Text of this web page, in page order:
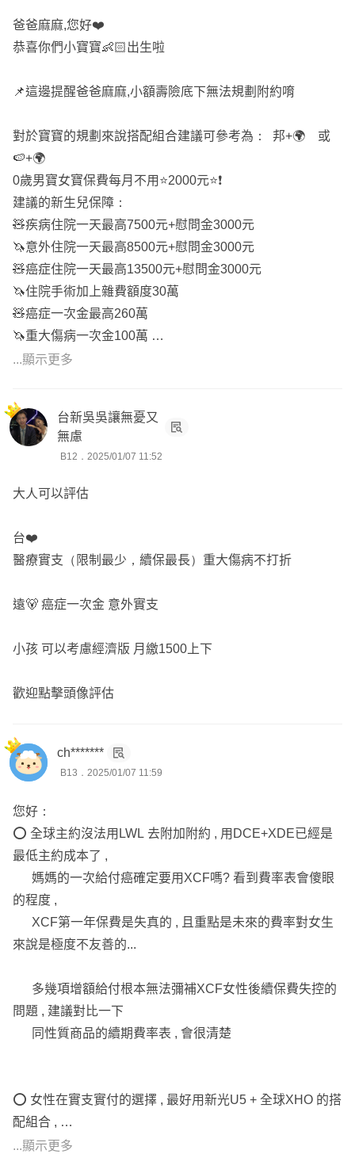
➡️意外住院
820d59271a0f0
93bb79f4c8c3
🙌🏻希望上面回答有幫到您，詳細有需要也可以找我詢問
🙋🏻‍♀️我是在錠嵂保經服務的筱筑，全台都有服務
💖有需要歡迎從頭像加我的Line，我們再慢慢聊喔
爸爸麻麻,您好❤️
恭喜你們小寶寶👶🏻出生啦
📌這邊提醒爸爸麻麻,小額壽險底下無法規劃附約唷
對於寶寶的規劃來說搭配組合建議可參考為： 邦+🌍 或
🍉+🌍
0歲男寶女寶保費每月不用⭐️2000元⭐️❗️
建議的新生兒保障：
🧸疾病住院一天最高7500元+慰問金3000元
🦄意外住院一天最高8500元+慰問金3000元
🧸癌症住院一天最高13500元+慰問金3000元
🦄住院手術加上雜費額度30萬
🧸癌症一次金最高260萬
🦄重大傷病一次金100萬
🧸意外失能一次金最高200萬
#醫療實支無年理賠上限
⚠️小朋友預算控制在2000元內，多餘的預算放在家庭經濟
支柱爸媽身上
#歡迎免費索取建議書
...顯示更多
台新吳吳讓無憂又
無慮
B12．2025/01/07 11:52
大人可以評估
台❤️
醫療實支（限制最少，續保最長）重大傷病不打折
遠🐻 癌症一次金 意外實支
小孩 可以考慮經濟版 月繳1500上下
歡迎點擊頭像評估
ch*******
B13．2025/01/07 11:59
您好：
⭕️ 全球主約沒法用LWL 去附加附約 , 用DCE+XDE已經是
最低主約成本了 ,
媽媽的一次給付癌確定要用XCF嗎? 看到費率表會傻眼
的程度 ,
XCF第一年保費是失真的 , 且重點是未來的費率對女生
來說是極度不友善的...
多幾項增額給付根本無法彌補XCF女性後續保費失控的
問題 , 建議對比一下
同性質商品的續期費率表 , 會很清楚
⭕️ 女性在實支實付的選擇 , 最好用新光U5 + 全球XHO 的搭
配組合 ,
保費低於富邦HSV , 且沒有年度理賠上限的限制~ 尤其
...顯示更多